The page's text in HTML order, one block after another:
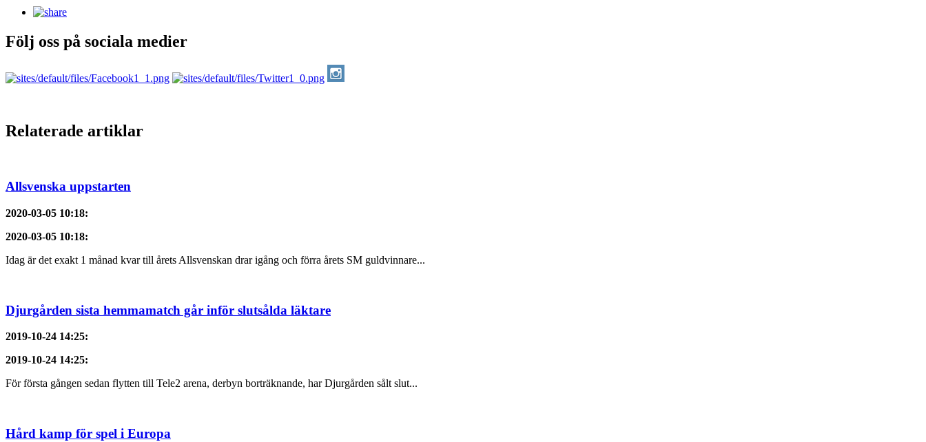
Följ oss på sociala medier
Relaterade artiklar
Allsvenska uppstarten
2020-03-05 10:18:
2020-03-05 10:18:
Idag är det exakt 1 månad kvar till årets Allsvenskan drar igång och förra årets SM guldvinnare...
Djurgården sista hemmamatch går inför slutsålda läktare
2019-10-24 14:25:
2019-10-24 14:25:
För första gången sedan flytten till Tele2 arena, derbyn borträknande, har Djurgården sålt slut...
Hård kamp för spel i Europa